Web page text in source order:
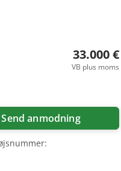
33.000 €
VB plus moms
Send anmodning